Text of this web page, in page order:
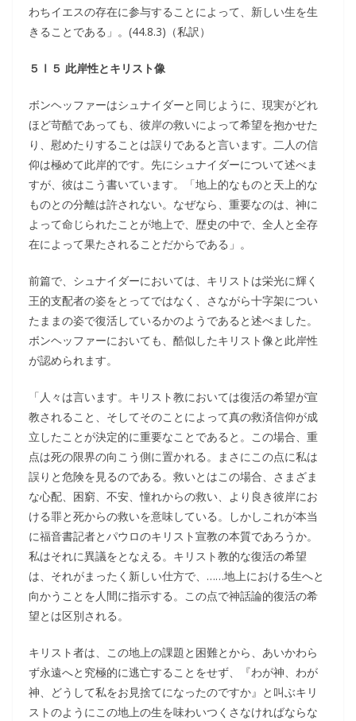
わちイエスの存在に参与することによって、新しい生を生
きることである」。(44.8.3)（私訳）
５Ⅰ５ 此岸性とキリスト像
ボンヘッファーはシュナイダーと同じように、現実がどれ
ほど苛酷であっても、彼岸の救いによって希望を抱かせた
り、慰めたりすることは誤りであると言います。二人の信
仰は極めて此岸的です。先にシュナイダーについて述べま
すが、彼はこう書いています。「地上的なものと天上的な
ものとの分離は許されない。なぜなら、重要なのは、神に
よって命じられたことが地上で、歴史の中で、全人と全存
在によって果たされることだからである」。
前篇で、シュナイダーにおいては、キリストは栄光に輝く
王的支配者の姿をとってではなく、さながら十字架につい
たままの姿で復活しているかのようであると述べました。
ボンヘッファーにおいても、酷似したキリスト像と此岸性
が認められます。
「人々は言います。キリスト教においては復活の希望が宣
教されること、そしてそのことによって真の救済信仰が成
立したことが決定的に重要なことであると。この場合、重
点は死の限界の向こう側に置かれる。まさにこの点に私は
誤りと危険を見るのである。救いとはこの場合、さまざま
な心配、困窮、不安、憧れからの救い、より良き彼岸にお
ける罪と死からの救いを意味している。しかしこれが本当
に福音書記者とパウロのキリスト宣教の本質であろうか。
私はそれに異議をとなえる。キリスト教的な復活の希望
は、それがまったく新しい仕方で、……地上における生へと
向かうことを人間に指示する。この点で神話論的復活の希
望とは区別される。
キリスト者は、この地上の課題と困難とから、あいかわら
ず永遠へと究極的に逃亡することをせず、『わが神、わが
神、どうして私をお見捨てになったのですか』と叫ぶキリ
ストのようにこの地上の生を味わいつくさなければならな